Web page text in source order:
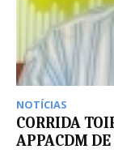
NOTÍCIAS
CORRIDA
APPACDM DE